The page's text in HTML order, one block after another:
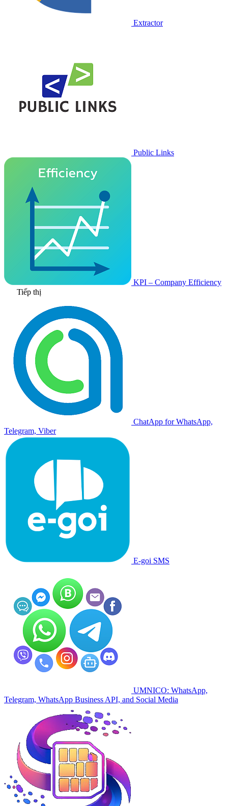
Extractor
Public Links
KPI – Company Efficiency
Tiếp thị
ChatApp for WhatsApp,
Telegram, Viber
E-goi SMS
UMNICO: WhatsApp,
Telegram, WhatsApp Business API, and Social Media